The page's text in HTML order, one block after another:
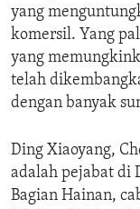
yang
komersil. Yang
yang
telah
dengan banyak
Ding Xiaoyang,
adalah pejabat di
Bagian Hainan,